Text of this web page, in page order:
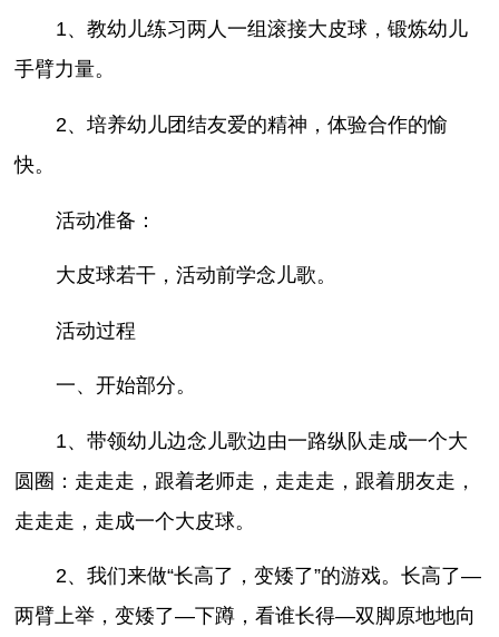
1、教幼儿练习两人一组滚接大皮球，锻炼幼儿
手臂力量。
2、培养幼儿团结友爱的精神，体验合作的愉
快。
活动准备：
大皮球若干，活动前学念儿歌。
活动过程
一、开始部分。
1、带领幼儿边念儿歌边由一路纵队走成一个大
圆圈：走走走，跟着老师走，走走走，跟着朋友走，
走走走，走成一个大皮球。
2、我们来做“长高了，变矮了”的游戏。长高了—
两臂上举，变矮了—下蹲，看谁长得—双脚原地地向